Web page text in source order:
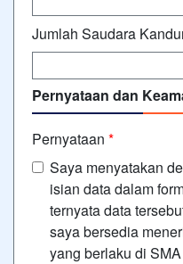
Jumlah Saudara
Pernyataan dan
Pernyataan *
Saya menyatakan
isian data dalam
ternyata data
saya bersedia
yang berlaku di